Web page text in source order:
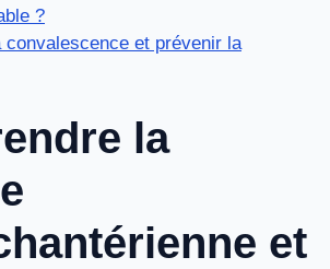
?
convalescence et prévenir la
la
et